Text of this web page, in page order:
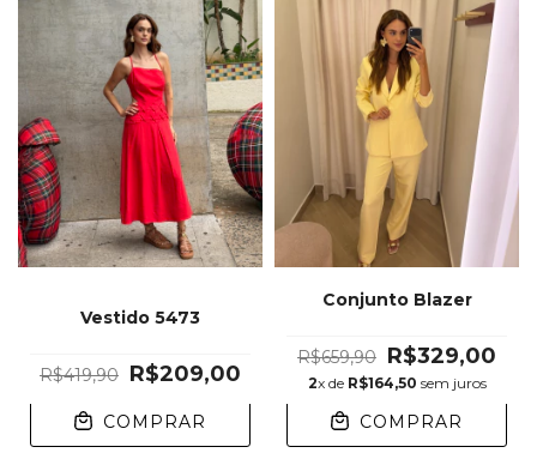
Vestido 5473
R$419,90 R$209,00
COMPRAR
Conjunto Blazer
R$659,90 R$329,00
2x de R$164,50 sem juros
COMPRAR